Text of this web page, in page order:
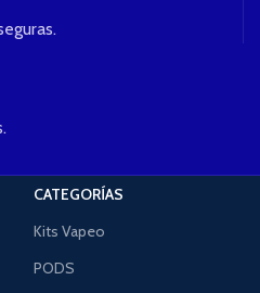
CATEGORÍAS
Kits Vapeo
PODS